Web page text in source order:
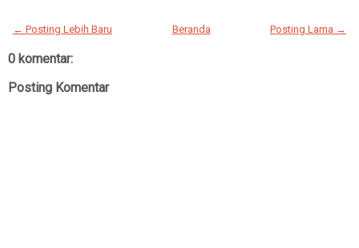
← Posting Lebih Baru Posting Lama →
Beranda
0 komentar:
Posting Komentar